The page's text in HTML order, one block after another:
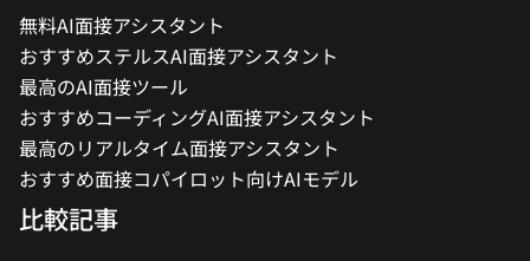
無料AI面接アシスタント
おすすめステルスAI面接アシスタント
最高のAI面接ツール
おすすめコーディングAI面接アシスタント
最高のリアルタイム面接アシスタント
おすすめ面接コパイロット向けAIモデル
比較記事